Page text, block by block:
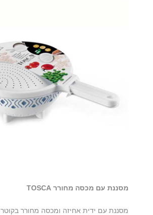
מסננת עם מכסה מחורר TOSCA
מסננת עם ידית אחיזה ומכסה מחורר בקוטר 38 ס"מ Tosca